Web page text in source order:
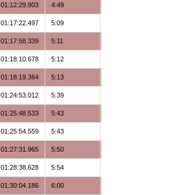
01:12:29.903 4:49
01:17:22.497 5:09
01:17:58.339 5:11
01:18:10.678 5:12
01:18:19.364 5:13
01:24:53.012 5:39
01:25:48.533 5:43
01:25:54.559 5:43
01:27:31.965 5:50
01:28:38.628 5:54
01:30:04.186 6:00